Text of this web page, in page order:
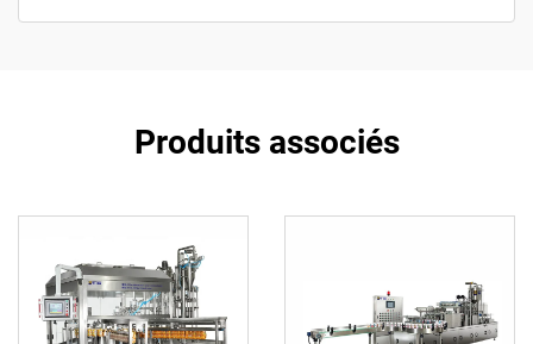
Produits associés